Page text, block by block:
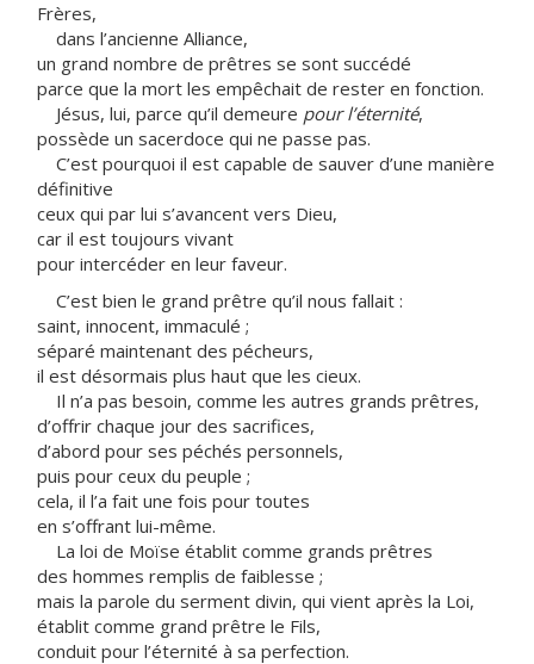
Frères,
dans l’ancienne Alliance,
un grand nombre de prêtres se sont succédé
parce que la mort les empêchait de rester en fonction.
Jésus, lui, parce qu’il demeure pour l’éternité,
possède un sacerdoce qui ne passe pas.
C’est pourquoi il est capable de sauver d’une manière
définitive
ceux qui par lui s’avancent vers Dieu,
car il est toujours vivant
pour intercéder en leur faveur.
C’est bien le grand prêtre qu’il nous fallait :
saint, innocent, immaculé ;
séparé maintenant des pécheurs,
il est désormais plus haut que les cieux.
Il n’a pas besoin, comme les autres grands prêtres,
d’offrir chaque jour des sacrifices,
d’abord pour ses péchés personnels,
puis pour ceux du peuple ;
cela, il l’a fait une fois pour toutes
en s’offrant lui-même.
La loi de Moïse établit comme grands prêtres
des hommes remplis de faiblesse ;
mais la parole du serment divin, qui vient après la Loi,
établit comme grand prêtre le Fils,
conduit pour l’éternité à sa perfection.